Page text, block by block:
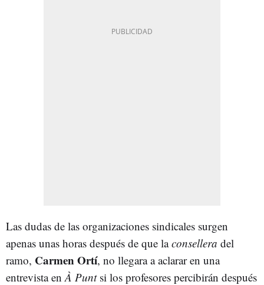
Las dudas de las organizaciones sindicales surgen
apenas unas horas después de que laconsellera del
ramo, Carmen Ortí, no llegara a aclarar en una
entrevista en À Puntsi los profesores percibirán después